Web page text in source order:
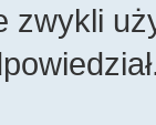
zwykli